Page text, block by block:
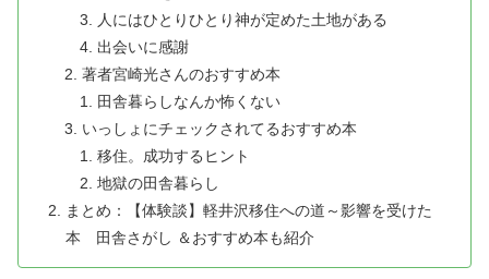
人にはひとりひとり神が定めた土地がある
出会いに感謝
著者宮崎光さんのおすすめ本
田舎暮らしなんか怖くない
いっしょにチェックされてるおすすめ本
移住。成功するヒント
地獄の田舎暮らし
まとめ：【体験談】軽井沢移住への道～影響を受けた
本 田舎さがし ＆おすすめ本も紹介